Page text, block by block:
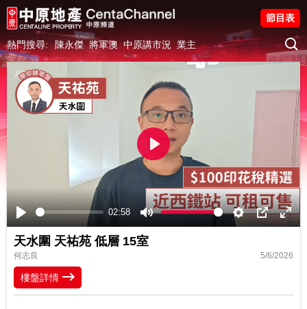
熱門搜尋: 陳永傑 將軍澳 中原講市況 業主
節目表
Play
02:58
Mute Settings
PIP
Play
天水圍 天祐苑 低層 15室
何志良 5/6/2026
樓盤詳情